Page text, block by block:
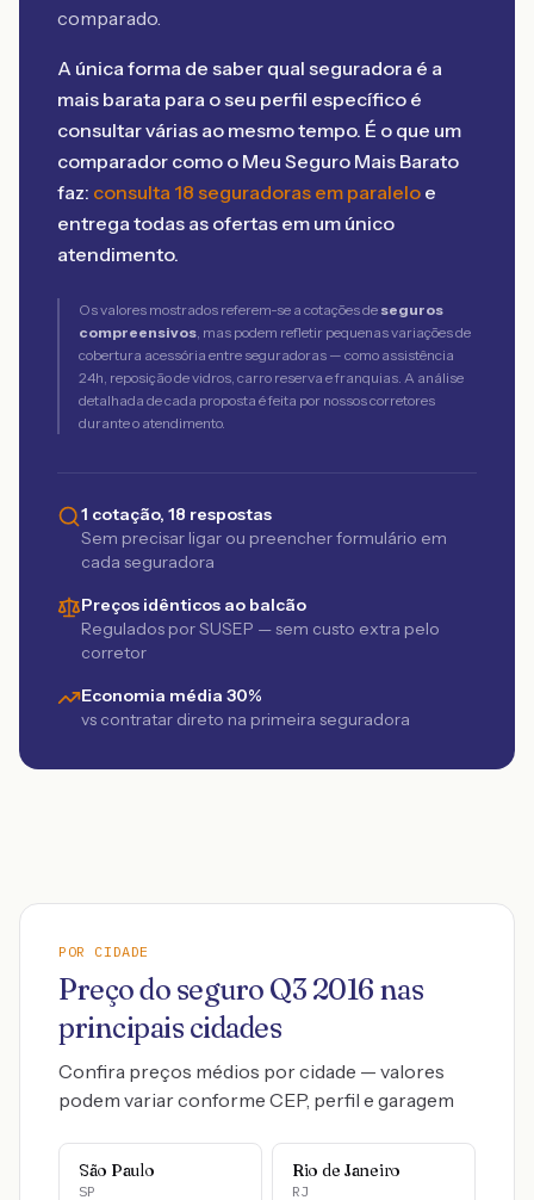
comparado.
A única forma de saber qual seguradora é a
mais barata para o seu perfil específico é
consultar várias ao mesmo tempo. É o que um
comparador como o Meu Seguro Mais Barato
faz: consulta 18 seguradoras em paralelo e
entrega todas as ofertas em um único
atendimento.
Os valores mostrados referem-se a cotações de seguros
compreensivos, mas podem refletir pequenas variações de
cobertura acessória entre seguradoras — como assistência
24h, reposição de vidros, carro reserva e franquias. A análise
detalhada de cada proposta é feita por nossos corretores
durante o atendimento.
1 cotação, 18 respostas
Sem precisar ligar ou preencher formulário em
cada seguradora
Preços idênticos ao balcão
Regulados por SUSEP — sem custo extra pelo
corretor
Economia média 30%
vs contratar direto na primeira seguradora
POR CIDADE
Preço do seguro Q3 2016 nas
principais cidades
Confira preços médios por cidade — valores
podem variar conforme CEP, perfil e garagem
São Paulo
SP
Rio de Janeiro
RJ